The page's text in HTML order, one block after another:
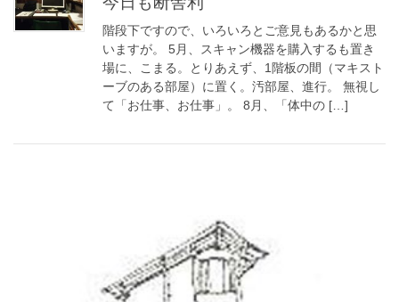
階段下ですので、いろいろとご意見もあるかと思
いますが。 5月、スキャン機器を購入するも置き
場に、こまる。とりあえず、1階板の間（マキスト
ーブのある部屋）に置く。汚部屋、進行。 無視し
て「お仕事、お仕事」。 8月、「体中の […]